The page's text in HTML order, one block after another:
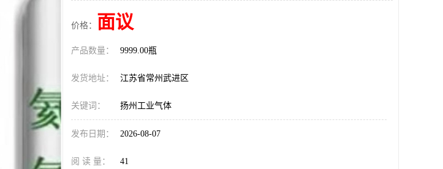
价格： 面议
产品数量： 9999.00瓶
发货地址： 江苏省常州武进区
关键词： 扬州工业气体
发布日期： 2026-08-07
阅 读 量： 41